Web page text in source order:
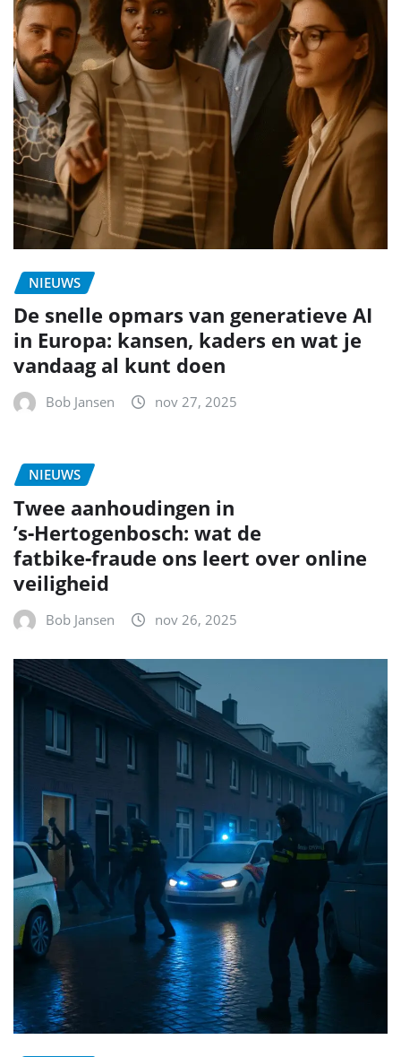
NIEUWS
De snelle opmars van generatieve AI
in Europa: kansen, kaders en wat je
vandaag al kunt doen
Bob Jansen nov 27, 2025
NIEUWS
Twee aanhoudingen in
’s‑Hertogenbosch: wat de
fatbike‑fraude ons leert over online
veiligheid
Bob Jansen nov 26, 2025